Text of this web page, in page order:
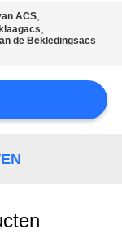
ACS,
,
de Bekledingsacs